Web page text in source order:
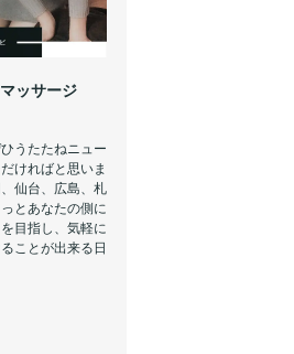
ッサージ
うたたねニュー
ければと思いま
仙台、広島、札
とあなたの側に
目指し、気軽に
ことが出来る日